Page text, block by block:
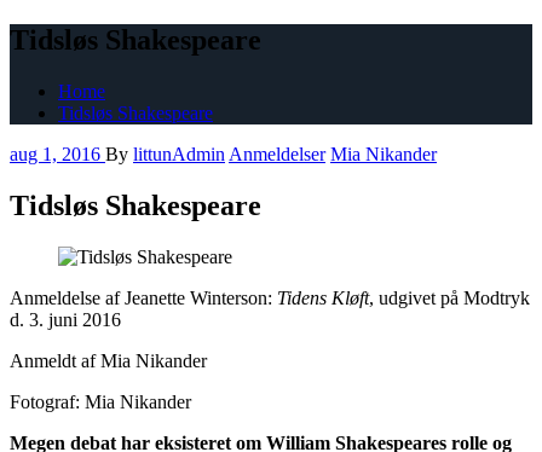
Tidsløs Shakespeare
Home
Tidsløs Shakespeare
aug 1, 2016 By littunAdmin Anmeldelser Mia Nikander
Tidsløs Shakespeare
Anmeldelse af Jeanette Winterson: Tidens Kløft, udgivet på Modtryk
d. 3. juni 2016
Anmeldt af Mia Nikander
Fotograf: Mia Nikander
Megen debat har eksisteret om William Shakespeares rolle og